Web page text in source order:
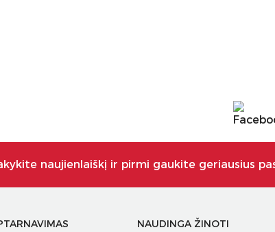
naujienlaiškį ir pirmi gaukite geriausius
NAUDINGA ŽINOTI